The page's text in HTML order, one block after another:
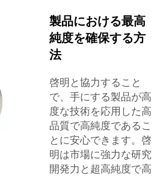
製品における最高
純度を確保する方
法
啓明と協力すること
で、手にする製品が高
度な技術を応用した高
品質で高純度であるこ
とに安心できます。啓
明は市場に強力な研究
開発力と超高純度で高